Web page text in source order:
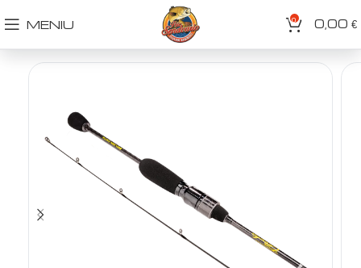
MENIU 0 0,00 €